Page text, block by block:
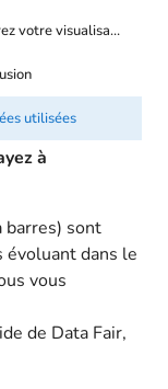
Intégrez votre visualisation à votre site
utilisées
sont
dans le
vous
à
barres) sont
dans le
vous
de Data Fair,